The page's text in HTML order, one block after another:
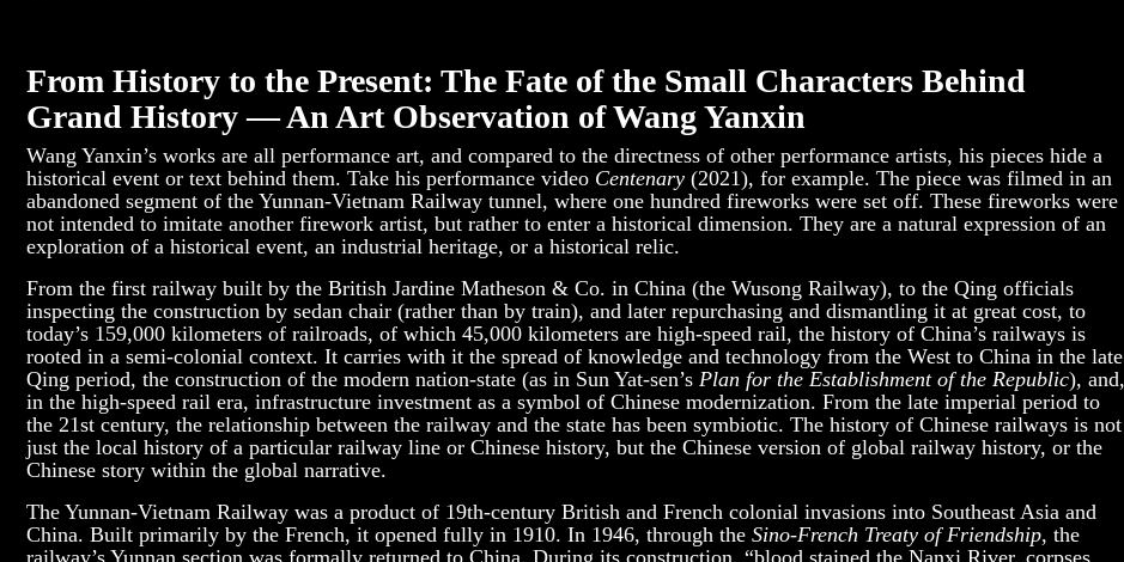
From History to the Present: The Fate of the Small Characters Behind
Grand History — An Art Observation of Wang Yanxin
Wang Yanxin’s works are all performance art, and compared to the directness of other performance artists, his pieces hide a
historical event or text behind them. Take his performance video Centenary (2021), for example. The piece was filmed in an
abandoned segment of the Yunnan-Vietnam Railway tunnel, where one hundred fireworks were set off. These fireworks were
not intended to imitate another firework artist, but rather to enter a historical dimension. They are a natural expression of an
exploration of a historical event, an industrial heritage, or a historical relic.
From the first railway built by the British Jardine Matheson & Co. in China (the Wusong Railway), to the Qing officials
inspecting the construction by sedan chair (rather than by train), and later repurchasing and dismantling it at great cost, to
today’s 159,000 kilometers of railroads, of which 45,000 kilometers are high-speed rail, the history of China’s railways is
rooted in a semi-colonial context. It carries with it the spread of knowledge and technology from the West to China in the late
Qing period, the construction of the modern nation-state (as in Sun Yat-sen’s Plan for the Establishment of the Republic), and,
in the high-speed rail era, infrastructure investment as a symbol of Chinese modernization. From the late imperial period to
the 21st century, the relationship between the railway and the state has been symbiotic. The history of Chinese railways is not
just the local history of a particular railway line or Chinese history, but the Chinese version of global railway history, or the
Chinese story within the global narrative.
The Yunnan-Vietnam Railway was a product of 19th-century British and French colonial invasions into Southeast Asia and
China. Built primarily by the French, it opened fully in 1910. In 1946, through the Sino-French Treaty of Friendship, the
railway’s Yunnan section was formally returned to China. During its construction, “blood stained the Nanxi River, corpses